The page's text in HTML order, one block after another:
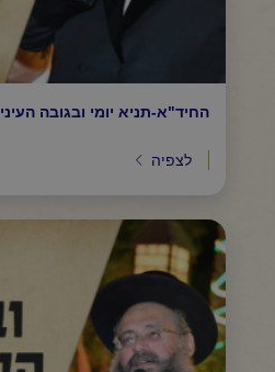
החיד"א-תניא יומי ובגובה
לצפיה